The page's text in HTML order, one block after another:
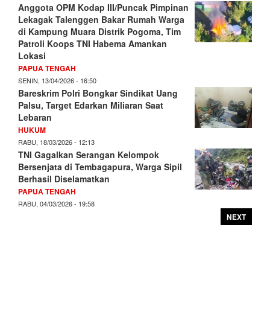
Anggota OPM Kodap III/Puncak Pimpinan
Lekagak Talenggen Bakar Rumah Warga
di Kampung Muara Distrik Pogoma, Tim
Patroli Koops TNI Habema Amankan
Lokasi
PAPUA TENGAH
SENIN, 13/04/2026 - 16:50
Bareskrim Polri Bongkar Sindikat Uang
Palsu, Target Edarkan Miliaran Saat
Lebaran
HUKUM
RABU, 18/03/2026 - 12:13
TNI Gagalkan Serangan Kelompok
Bersenjata di Tembagapura, Warga Sipil
Berhasil Diselamatkan
PAPUA TENGAH
RABU, 04/03/2026 - 19:58
NEXT